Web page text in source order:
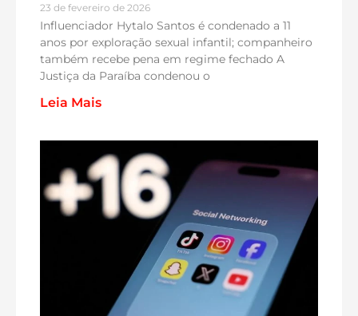
23 de fevereiro de 2026
Influenciador Hytalo Santos é condenado a 11
anos por exploração sexual infantil; companheiro
também recebe pena em regime fechado A
Justiça da Paraíba condenou o
Leia Mais